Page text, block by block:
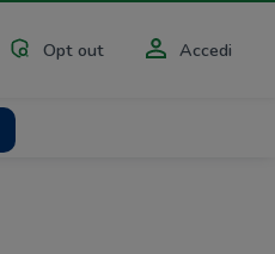
Opt out Accedi